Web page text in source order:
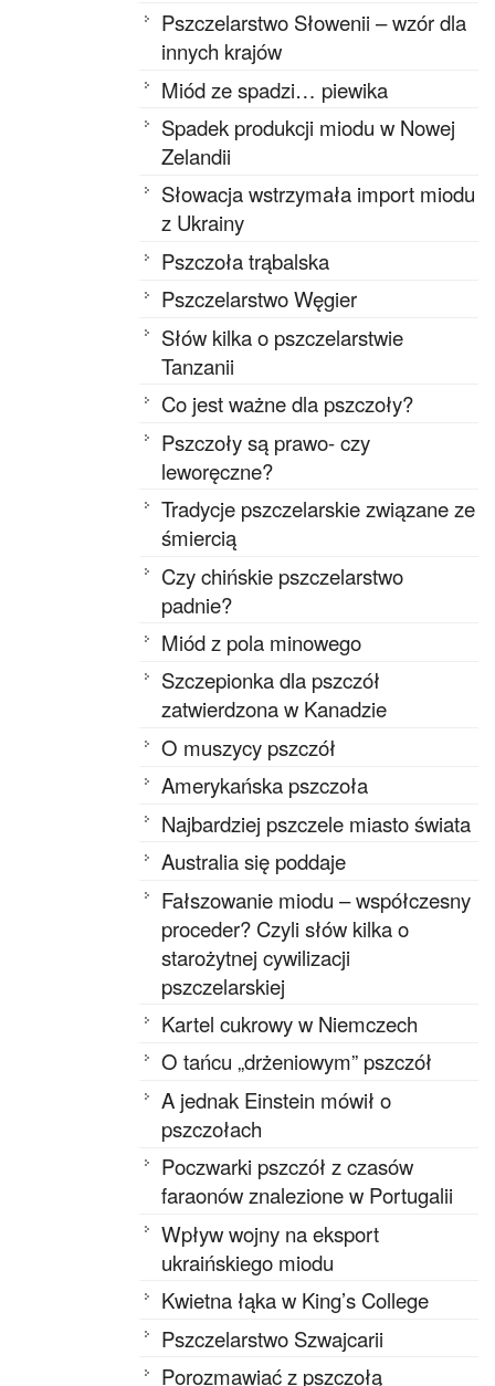
Pszczelarstwo Słowenii – wzór dla
innych krajów
Miód ze spadzi… piewika
Spadek produkcji miodu w Nowej
Zelandii
Słowacja wstrzymała import miodu
z Ukrainy
Pszczoła trąbalska
Pszczelarstwo Węgier
Słów kilka o pszczelarstwie
Tanzanii
Co jest ważne dla pszczoły?
Pszczoły są prawo- czy
leworęczne?
Tradycje pszczelarskie związane ze
śmiercią
Czy chińskie pszczelarstwo
padnie?
Miód z pola minowego
Szczepionka dla pszczół
zatwierdzona w Kanadzie
O muszycy pszczół
Amerykańska pszczoła
Najbardziej pszczele miasto świata
Australia się poddaje
Fałszowanie miodu – współczesny
proceder? Czyli słów kilka o
starożytnej cywilizacji
pszczelarskiej
Kartel cukrowy w Niemczech
O tańcu „drżeniowym” pszczół
A jednak Einstein mówił o
pszczołach
Poczwarki pszczół z czasów
faraonów znalezione w Portugalii
Wpływ wojny na eksport
ukraińskiego miodu
Kwietna łąka w King’s College
Pszczelarstwo Szwajcarii
Porozmawiać z pszczołą